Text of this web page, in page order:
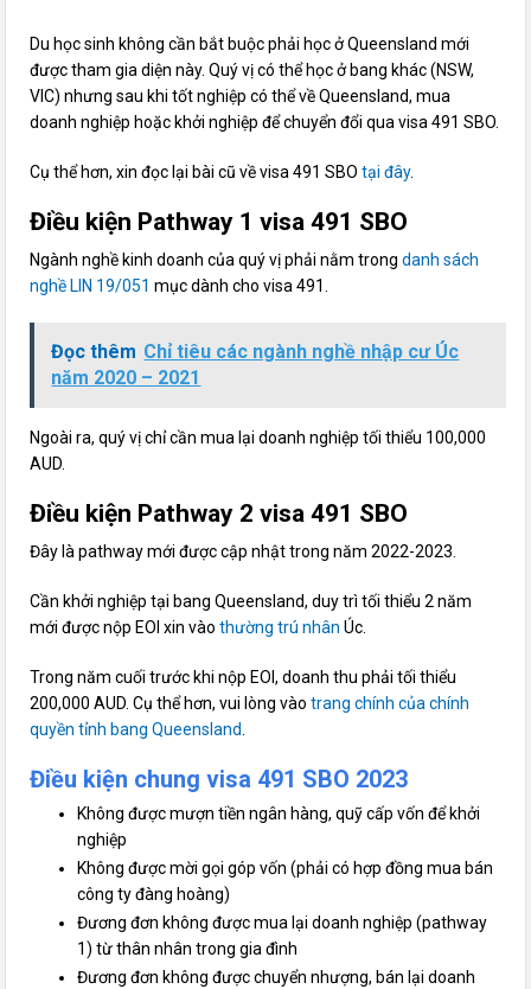
Du học sinh không cần bắt buộc phải học ở Queensland mới
được tham gia diện này. Quý vị có thể học ở bang khác (NSW,
VIC) nhưng sau khi tốt nghiệp có thể về Queensland, mua
doanh nghiệp hoặc khởi nghiệp để chuyển đổi qua visa 491 SBO.
Cụ thể hơn, xin đọc lại bài cũ về visa 491 SBOtại đây.
Điều kiện Pathway 1 visa 491 SBO
Ngành nghề kinh doanh của quý vị phải nằm trongdanh sách
nghề LIN 19/051 mục dành cho visa 491.
Đọc thêm Chỉ tiêu các ngành nghề nhập cư Úc
năm 2020 – 2021
Ngoài ra, quý vị chỉ cần mua lại doanh nghiệp tối thiểu 100,000
AUD.
Điều kiện Pathway 2 visa 491 SBO
Đây là pathway mới được cập nhật trong năm 2022-2023.
Cần khởi nghiệp tại bang Queensland, duy trì tối thiểu 2 năm
mới được nộp EOI xin vào thường trú nhân Úc.
Trong năm cuối trước khi nộp EOI, doanh thu phải tối thiểu
200,000 AUD. Cụ thể hơn, vui lòng vàotrang chính của chính
quyền tỉnh bang Queensland
Điều kiện chung visa 491 SBO 2023
Không được mượn tiền ngân hàng, quỹ cấp vốn để khởi
nghiệp
Không được mời gọi góp vốn (phải có hợp đồng mua bán
công ty đàng hoàng)
Đương đơn không được mua lại doanh nghiệp (pathway
1) từ thân nhân trong gia đình
Đương đơn không được chuyển nhượng, bán lại doanh